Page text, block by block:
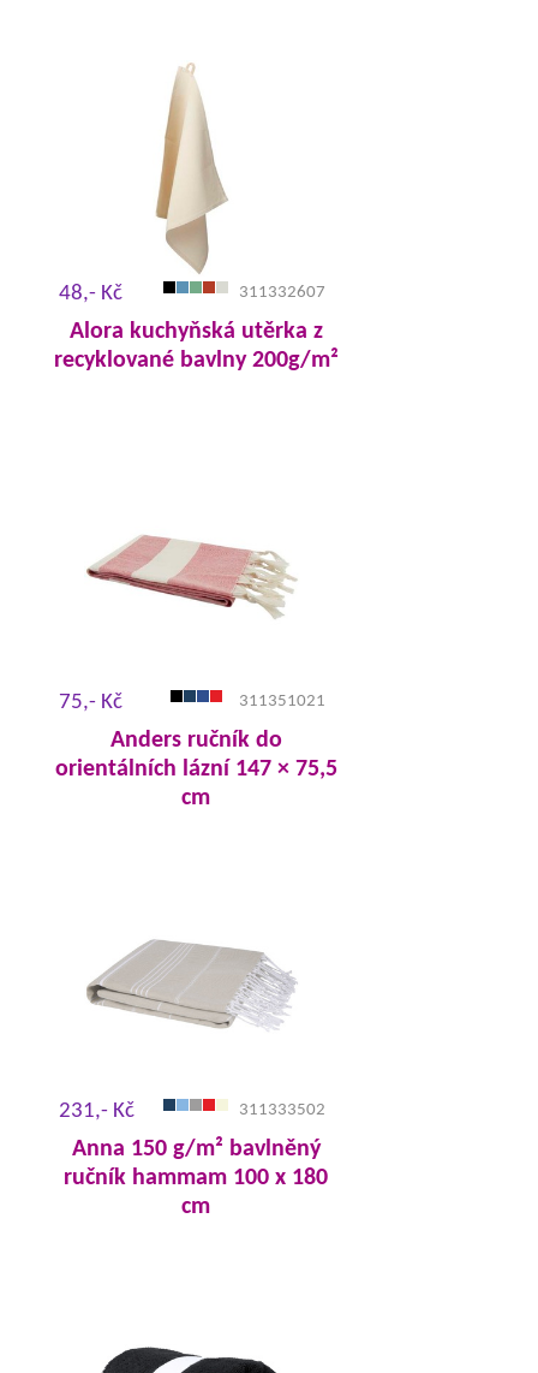
48,- Kč 311332607
Alora kuchyňská utěrka z
recyklované bavlny 200g/m²
75,- Kč 311351021
Anders ručník do
orientálních lázní 147 × 75,5
cm
231,- Kč 311333502
Anna 150 g/m² bavlněný
ručník hammam 100 x 180
cm